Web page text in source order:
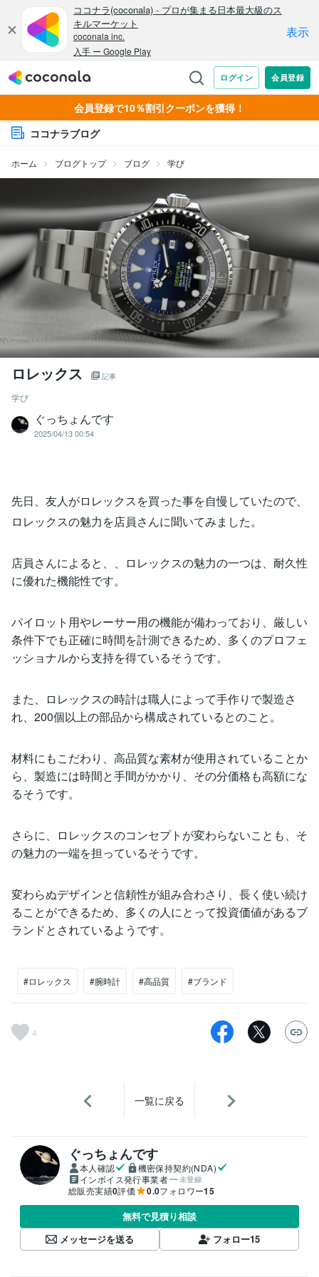
会員登録で10％割引クーポンを獲得！
ココナラブログ
ホーム ブログトップ ブログ 学び
ロレックス 記事
学び
ぐっちょんです
2025/04/13 00:54
先日、友人がロレックスを買った事を自慢していたので、
ロレックスの魅力を店員さんに聞いてみました。
店員さんによると、、ロレックスの魅力の一つは、耐久性
に優れた機能性です。
パイロット用やレーサー用の機能が備わっており、厳しい
条件下でも正確に時間を計測できるため、多くのプロフェ
ッショナルから支持を得ているそうです。
また、ロレックスの時計は職人によって手作りで製造さ
れ、200個以上の部品から構成されているとのこと。
材料にもこだわり、高品質な素材が使用されていることか
ら、製造には時間と手間がかかり、その分価格も高額にな
るそうです。
さらに、ロレックスのコンセプトが変わらないことも、そ
の魅力の一端を担っているそうです。
変わらぬデザインと信頼性が組み合わさり、長く使い続け
ることができるため、多くの人にとって投資価値があるブ
ランドとされているようです。
#ロレックス #腕時計 #高品質 #ブランド
4
一覧に戻る
ぐっちょんです
本人確認
機密保持契約(NDA)
インボイス発行事業者
未登録
総販売実績0評価 0.0フォロワー15
無料で見積り相談
メッセージを送る
フォロー15